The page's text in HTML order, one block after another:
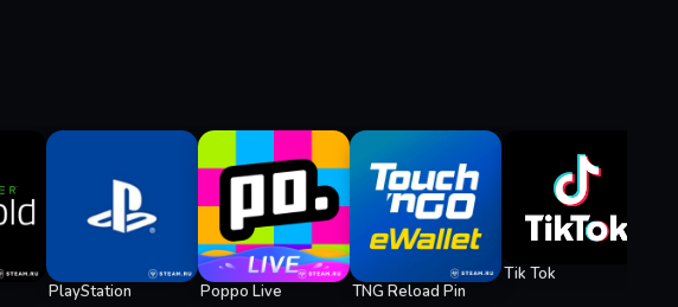
PlayStation Poppo Live TNG Reload Pin
Tik Tok